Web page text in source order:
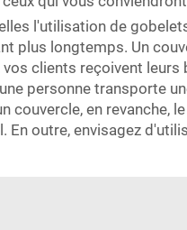
l'utilisation de
plus longtemps. Un
clients reçoivent
personne transporte
couvercle, en
outre, envisagez